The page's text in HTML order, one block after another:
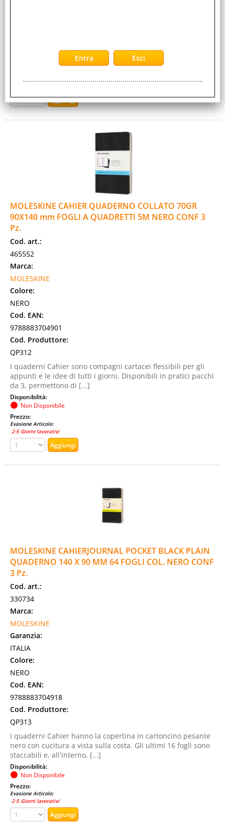
MOLESKINE CAHIER QUADERNO COLLATO 70GR
90X140 mm FOGLI A QUADRETTI 5M NERO CONF 3
Pz.
Cod. art.:
465552
Marca:
MOLESKINE
Colore:
NERO
Cod. EAN:
9788883704901
Cod. Produttore:
QP312
I quaderni Cahier sono compagni cartacei flessibili per gli
appunti e le idee di tutti i giorni. Disponibili in pratici pacchi
da 3, permettono di [...]
Disponibilità:
Non Disponibile
Prezzo:
Evasione Articolo:
2-5 Giorni lavorativi
MOLESKINE CAHIERJOURNAL POCKET BLACK PLAIN
QUADERNO 140 X 90 MM 64 FOGLI COL. NERO CONF
3 Pz.
Cod. art.:
330734
Marca:
MOLESKINE
Garanzia:
ITALIA
Colore:
NERO
Cod. EAN:
9788883704918
Cod. Produttore:
QP313
I quaderni Cahier hanno la copertina in cartoncino pesante
nero con cucitura a vista sulla costa. Gli ultimi 16 fogli sono
staccabili e, all'interno, [...]
Disponibilità:
Non Disponibile
Prezzo:
Evasione Articolo:
2-5 Giorni lavorativi